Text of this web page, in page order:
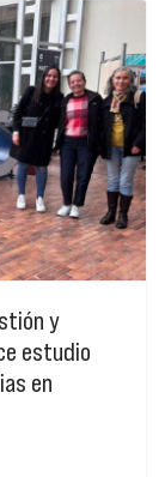
y
estudio
en